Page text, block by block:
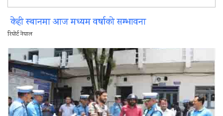
केही स्थानमा आज मध्यम वर्षाको सम्भावना
रिपोर्ट नेपाल